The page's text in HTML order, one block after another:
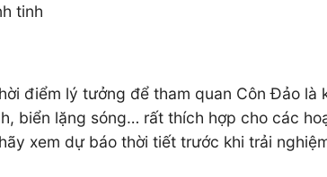
tinh
điểm lý tưởng để tham quan Côn Đảo
biển lặng sóng… rất thích hợp cho các
xem dự báo thời tiết trước khi trải